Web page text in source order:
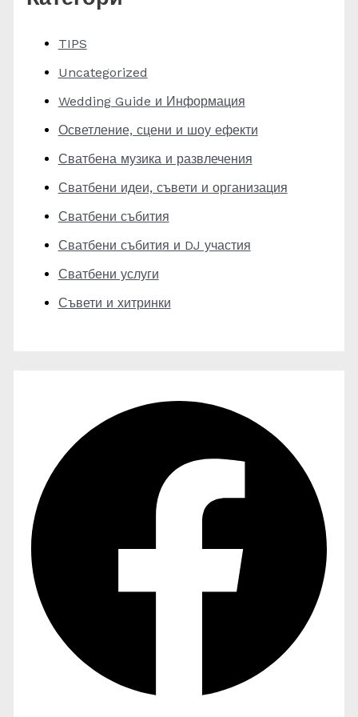
TIPS
Uncategorized
Wedding Guide и Информация
Осветление, сцени и шоу ефекти
Сватбена музика и развлечения
Сватбени идеи, съвети и организация
Сватбени събития
Сватбени събития и DJ участия
Сватбени услуги
Съвети и хитринки